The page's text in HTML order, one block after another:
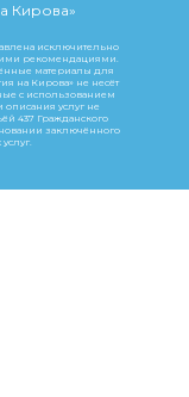
Кирова»
исключительно
рекомендациями.
материалы для
на Кирова» не несёт
с использованием
услуг не
437 Гражданского
заключённого